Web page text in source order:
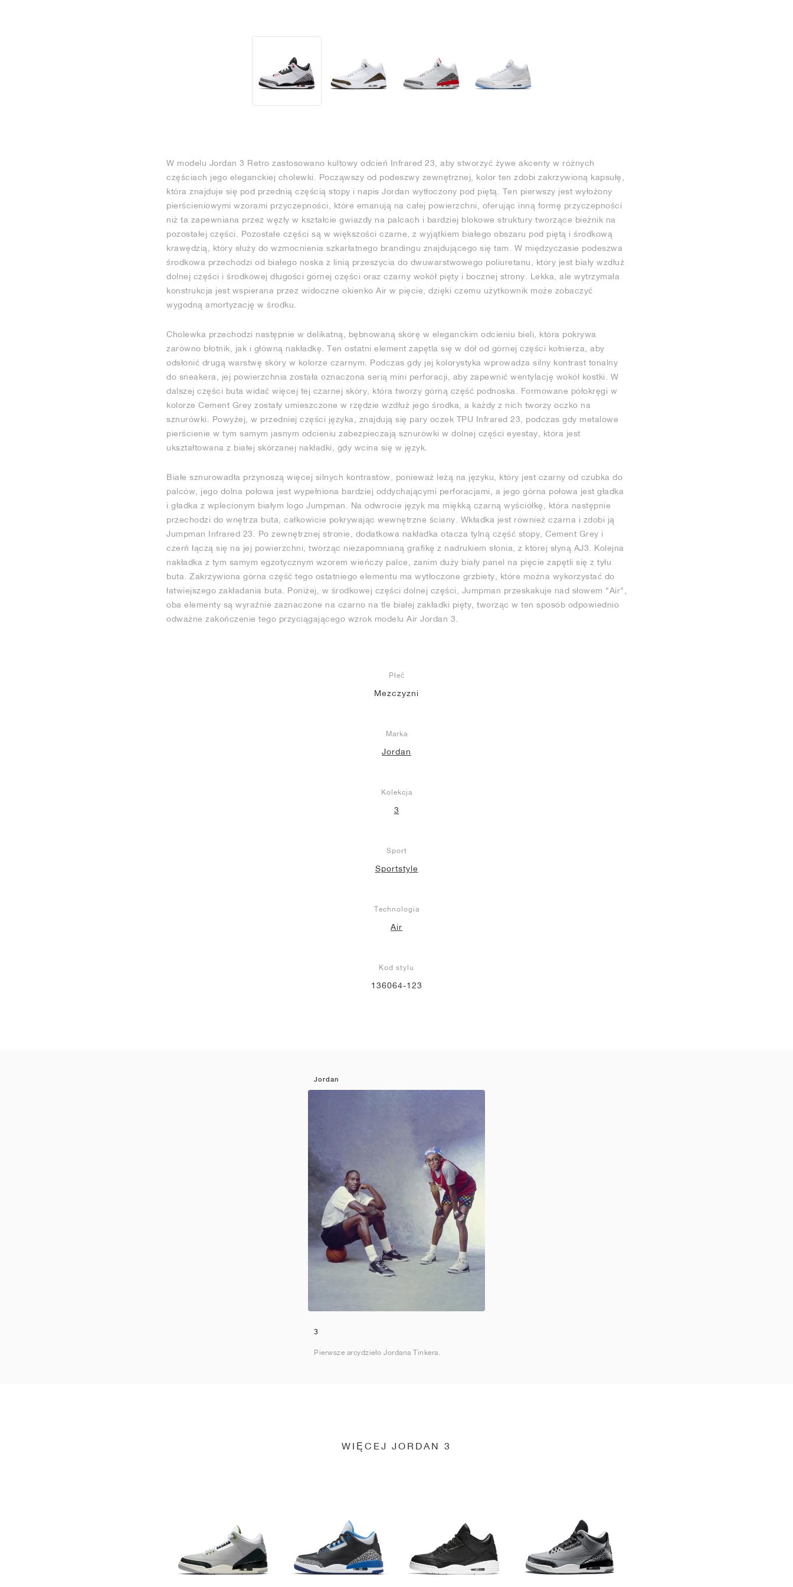
W modelu Jordan 3 Retro zastosowano kultowy odcień Infrared 23, aby stworzyć żywe akcenty w różnych
częściach jego eleganckiej cholewki. Począwszy od podeszwy zewnętrznej, kolor ten zdobi zakrzywioną kapsułę,
która znajduje się pod przednią częścią stopy i napis Jordan wytłoczony pod piętą. Ten pierwszy jest wyłożony
pierścieniowymi wzorami przyczepności, które emanują na całej powierzchni, oferując inną formę przyczepności
niż ta zapewniana przez węzły w kształcie gwiazdy na palcach i bardziej blokowe struktury tworzące bieżnik na
pozostałej części. Pozostałe części są w większości czarne, z wyjątkiem białego obszaru pod piętą i środkową
krawędzią, który służy do wzmocnienia szkarłatnego brandingu znajdującego się tam. W międzyczasie podeszwa
środkowa przechodzi od białego noska z linią przeszycia do dwuwarstwowego poliuretanu, który jest biały wzdłuż
dolnej części i środkowej długości górnej części oraz czarny wokół pięty i bocznej strony. Lekka, ale wytrzymała
konstrukcja jest wspierana przez widoczne okienko Air w pięcie, dzięki czemu użytkownik może zobaczyć
wygodną amortyzację w środku.
Cholewka przechodzi następnie w delikatną, bębnowaną skórę w eleganckim odcieniu bieli, która pokrywa
zarówno błotnik, jak i główną nakładkę. Ten ostatni element zapętla się w dół od górnej części kołnierza, aby
odsłonić drugą warstwę skóry w kolorze czarnym. Podczas gdy jej kolorystyka wprowadza silny kontrast tonalny
do sneakera, jej powierzchnia została oznaczona serią mini perforacji, aby zapewnić wentylację wokół kostki. W
dalszej części buta widać więcej tej czarnej skóry, która tworzy górną część podnoska. Formowane półokręgi w
kolorze Cement Grey zostały umieszczone w rzędzie wzdłuż jego środka, a każdy z nich tworzy oczko na
sznurówki. Powyżej, w przedniej części języka, znajdują się pary oczek TPU Infrared 23, podczas gdy metalowe
pierścienie w tym samym jasnym odcieniu zabezpieczają sznurówki w dolnej części eyestay, która jest
ukształtowana z białej skórzanej nakładki, gdy wcina się w język.
Białe sznurowadła przynoszą więcej silnych kontrastów, ponieważ leżą na języku, który jest czarny od czubka do
palców, jego dolna połowa jest wypełniona bardziej oddychającymi perforacjami, a jego górna połowa jest gładka
i gładka z wplecionym białym logo Jumpman. Na odwrocie język ma miękką czarną wyściółkę, która następnie
przechodzi do wnętrza buta, całkowicie pokrywając wewnętrzne ściany. Wkładka jest również czarna i zdobi ją
Jumpman Infrared 23. Po zewnętrznej stronie, dodatkowa nakładka otacza tylną część stopy, Cement Grey i
czerń łączą się na jej powierzchni, tworząc niezapomnianą grafikę z nadrukiem słonia, z której słyną AJ3. Kolejna
nakładka z tym samym egzotycznym wzorem wieńczy palce, zanim duży biały panel na pięcie zapętli się z tyłu
buta. Zakrzywiona górna część tego ostatniego elementu ma wytłoczone grzbiety, które można wykorzystać do
łatwiejszego zakładania buta. Poniżej, w środkowej części dolnej części, Jumpman przeskakuje nad słowem "Air",
oba elementy są wyraźnie zaznaczone na czarno na tle białej zakładki pięty, tworząc w ten sposób odpowiednio
odważne zakończenie tego przyciągającego wzrok modelu Air Jordan 3.
Płeć
Mezczyzni
Marka
Jordan
Kolekcja
3
Sport
Sportstyle
Technologia
Air
Kod stylu
136064-123
Jordan
3
Pierwsze arcydzieło Jordana Tinkera.
WIĘCEJ JORDAN 3